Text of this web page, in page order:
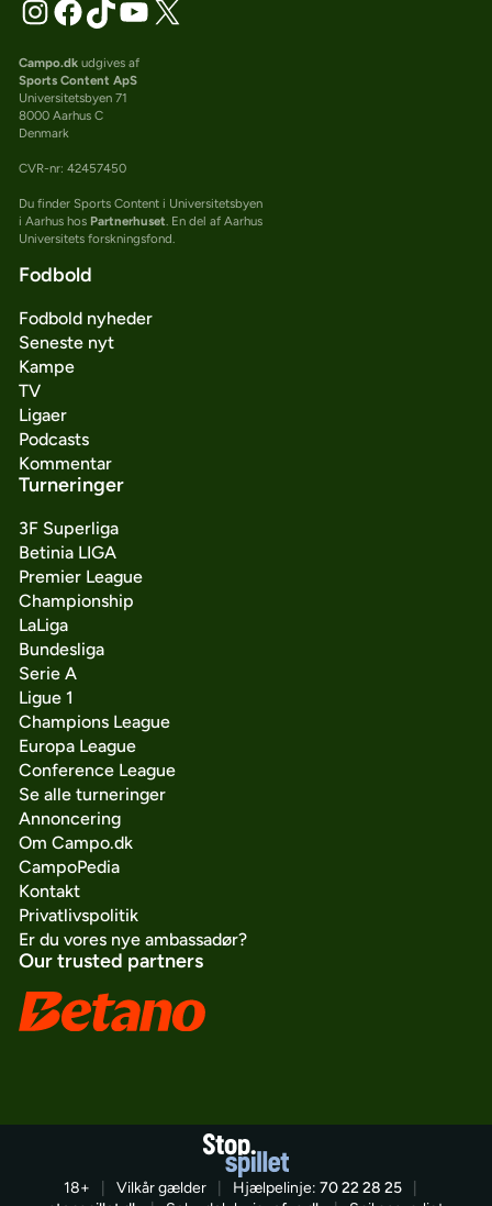
Campo.dkudgives af
Sports Content ApS
Universitetsbyen 71
8000 Aarhus C
Denmark
CVR-nr: 42457450
Du finder Sports Content i Universitetsbyen
i Aarhus hos Partnerhuset . En del af Aarhus
Universitets forskningsfond.
Fodbold
Fodbold nyheder
Seneste nyt
Kampe
TV
Ligaer
Podcasts
Kommentar
Turneringer
3F Superliga
Betinia LIGA
Premier League
Championship
LaLiga
Bundesliga
Serie A
Ligue 1
Champions League
Europa League
Conference League
Se alle turneringer
Annoncering
Om Campo.dk
CampoPedia
Kontakt
Privatlivspolitik
Er du vores nye ambassadør?
Our trusted partners
18+ Vilkår gælder Hjælpelinje: 70 22 28 25